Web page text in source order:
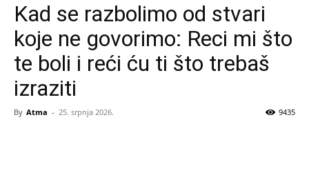
Kad se razbolimo od stvari
koje ne govorimo: Reci mi što
te boli i reći ću ti što trebaš
izraziti
By Atma - 25. srpnja 2026. 9435